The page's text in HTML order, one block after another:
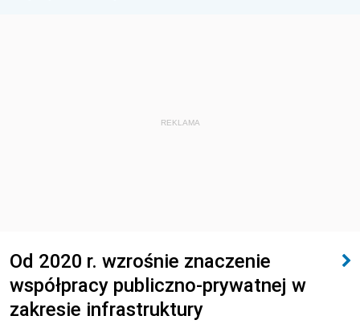
REKLAMA
Od 2020 r. wzrośnie znaczenie
współpracy publiczno-prywatnej w
zakresie infrastruktury